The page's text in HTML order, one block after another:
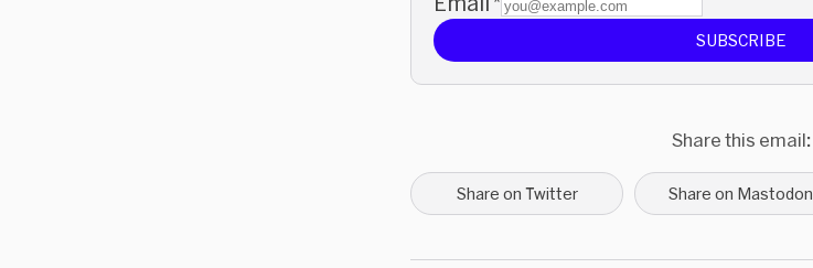
SUBSCRIBE
Share this email:
Share on Twitter Share on Mastodon